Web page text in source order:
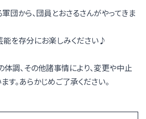
団から、団員とおさるさんがやってきま
を存分にお楽しみください♪
体調、その他諸事情により、変更や中止
す。あらかじめご了承ください。